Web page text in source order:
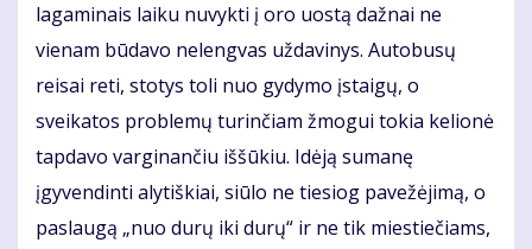
lagaminais laiku nuvykti į oro uostą dažnai ne
vienam būdavo nelengvas uždavinys. Autobusų
reisai reti, stotys toli nuo gydymo įstaigų, o
sveikatos problemų turinčiam žmogui tokia kelionė
tapdavo varginančiu iššūkiu. Idėją sumanę
įgyvendinti alytiškiai, siūlo ne tiesiog pavežėjimą, o
paslaugą „nuo durų iki durų“ ir ne tik miestiečiams,